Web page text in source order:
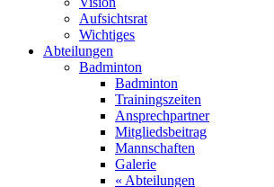
Aufsichtsrat
Wichtiges
Abteilungen
Badminton
Badminton
Trainingszeiten
Ansprechpartner
Mitgliedsbeitrag
Mannschaften
Galerie
« Abteilungen